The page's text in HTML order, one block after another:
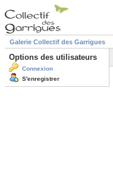
Galerie Collectif des Garrigues
Options des utilisateurs
Connexion
S'enregistrer